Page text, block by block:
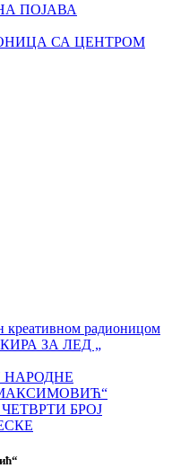
ПОЈАВА
СА ЦЕНТРОМ
креативном радионицом
ЗА ЛЕД „
НАРОДНЕ
БРОЈ